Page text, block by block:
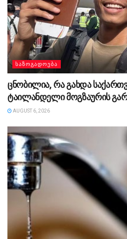
ᲡᲐᲖᲝᲒᲐᲓᲝᲔᲑᲐ
ცნობილია, რა გახდა
ტაილანდელი მოგზაურის
AUGUST 6, 2026